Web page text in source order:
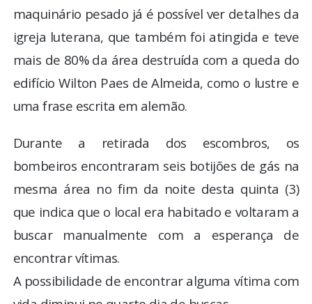
maquinário pesado já é possível ver detalhes da
igreja luterana, que também foi atingida e teve
mais de 80% da área destruída com a queda do
edifício Wilton Paes de Almeida, como o lustre e
uma frase escrita em alemão.
Durante a retirada dos escombros, os
bombeiros encontraram seis botijões de gás na
mesma área no fim da noite desta quinta (3)
que indica que o local era habitado e voltaram a
buscar manualmente com a esperança de
encontrar vítimas.
A possibilidade de encontrar alguma vítima com